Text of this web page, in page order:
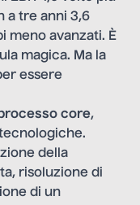
a tre anni 3,6
meno avanzati. È
magica. Ma la
essere
core,
della
risoluzione di
di un